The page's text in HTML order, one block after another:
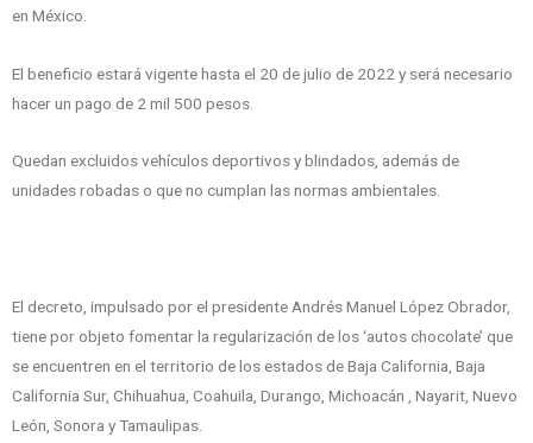
en México.
El beneficio estará vigente hasta el 20 de julio de 2022 y será necesario
hacer un pago de 2 mil 500 pesos.
Quedan excluidos vehículos deportivos y blindados, además de
unidades robadas o que no cumplan las normas ambientales.
El decreto, impulsado por el presidente Andrés Manuel López Obrador,
tiene por objeto fomentar la regularización de los ‘autos chocolate’ que
se encuentren en el territorio de los estados de Baja California, Baja
California Sur, Chihuahua, Coahuila, Durango, Michoacán , Nayarit, Nuevo
León, Sonora y Tamaulipas.